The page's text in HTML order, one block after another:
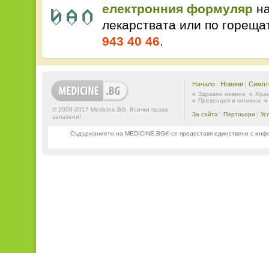
електронния формуляр
лекарствата или по
943 40 46.
© 2006-2017 Medicine.BG. Всички права
запазени!
Начало Новини
Здравни новини
Превенция и хигиена
За сайта Партньори
Съдържанието на MEDICINE.BG® се предоставя единствено с